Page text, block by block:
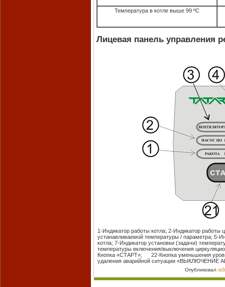
Температура в котле выше 99 ºС
Лицевая панель управления
1-Индикатор работы котла; 2-Индикатор работы
устанавливаемой температуры / параметра; 5-
котла; 7-Индикатор установки (задачи)
температуры включения/выключения
Кнопка «СТАРТ»; 22-Кнопка уменьшения
удаления аварийной ситуации «ВЫКЛЮЧЕНИЕ
Опубликовал